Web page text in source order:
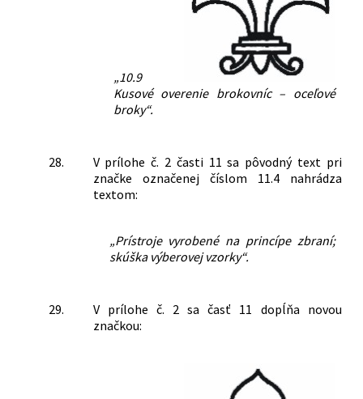
„10.9
Kusové overenie brokovníc – oceľové
broky“.
28.
V prílohe č. 2 časti 11 sa pôvodný text pri
značke označenej číslom 11.4 nahrádza
textom:
„Prístroje vyrobené na princípe zbraní;
skúška výberovej vzorky“.
29.
V prílohe č. 2 sa časť 11 dopĺňa novou
značkou: